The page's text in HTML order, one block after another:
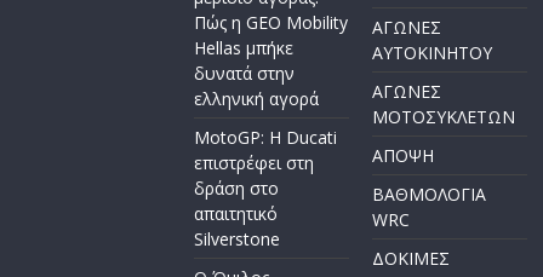
Πώς η GEO Mobility
Hellas μπήκε
δυνατά στην
ελληνική αγορά
MotoGP: Η Ducati
επιστρέφει στη
δράση στο
απαιτητικό
Silverstone
ΑΓΩΝΕΣ
AYTOKINHTOY
ΑΓΩΝΕΣ
ΜΟΤΟΣΥΚΛΕΤΩΝ
ΑΠΟΨΗ
ΒΑΘΜΟΛΟΓΙΑ
WRC
ΔΟΚΙΜΕΣ